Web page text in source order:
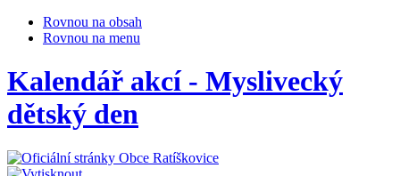
Rovnou na obsah
Rovnou na menu
Kalendář akcí - Myslivecký
dětský den